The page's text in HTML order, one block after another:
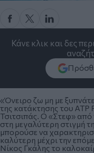
Κάνε κλικ και δες
«Όνειρο ζω μη με
της κατάκτησης του ATP
Τσιτσιπάς. Ο «Στεφ»
στη μεγαλύτερη στιγμή
μπορούσε να
καλύτερη μέχρι την
Νίκος Γκάλης το